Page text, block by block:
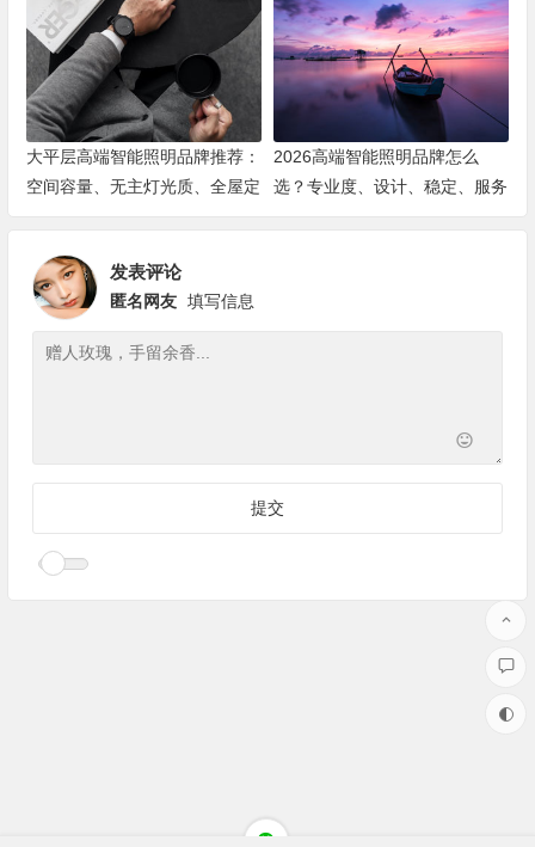
大平层高端智能照明品牌推荐：
空间容量、无主灯光质、全屋定
制、长期售后四个维度全解析
2026高端智能照明品牌怎么
选？专业度、设计、稳定、服务
四大维度深度盘点
发表评论
匿名网友 填写信息